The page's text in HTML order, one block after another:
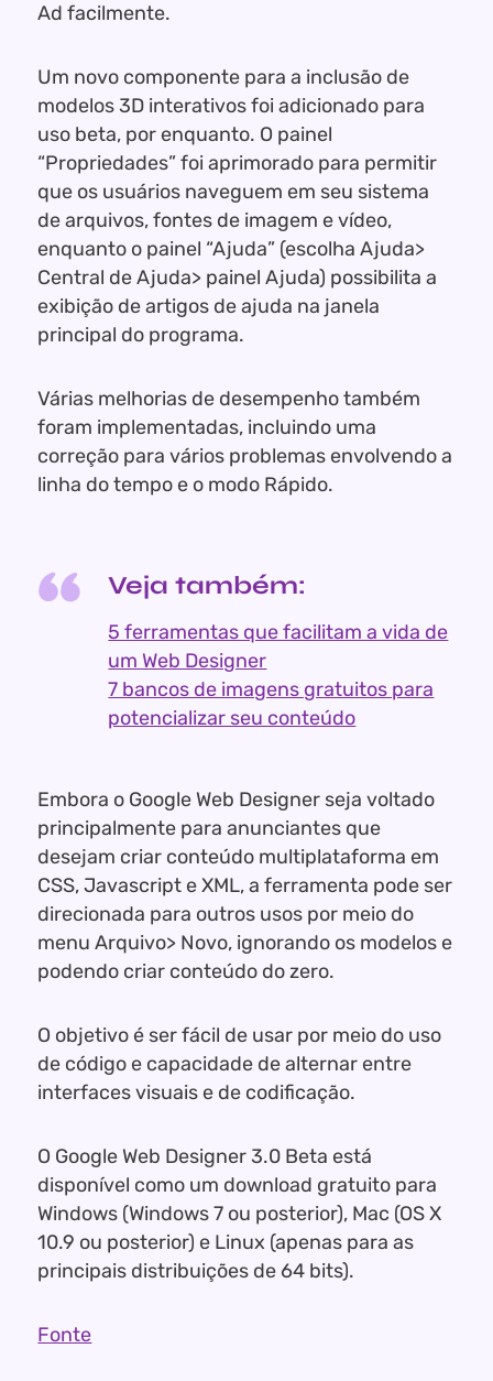
Ad facilmente.
Um novo componente para a inclusão de
modelos 3D interativos foi adicionado para
uso beta, por enquanto. O painel
“Propriedades” foi aprimorado para permitir
que os usuários naveguem em seu sistema
de arquivos, fontes de imagem e vídeo,
enquanto o painel “Ajuda” (escolha Ajuda>
Central de Ajuda> painel Ajuda) possibilita a
exibição de artigos de ajuda na janela
principal do programa.
Várias melhorias de desempenho também
foram implementadas, incluindo uma
correção para vários problemas envolvendo a
linha do tempo e o modo Rápido.
Veja também:
5 ferramentas que facilitam a vida de
um Web Designer
7 bancos de imagens gratuitos para
potencializar seu conteúdo
Embora o Google Web Designer seja voltado
principalmente para anunciantes que
desejam criar conteúdo multiplataforma em
CSS, Javascript e XML, a ferramenta pode ser
direcionada para outros usos por meio do
menu Arquivo> Novo, ignorando os modelos e
podendo criar conteúdo do zero.
O objetivo é ser fácil de usar por meio do uso
de código e capacidade de alternar entre
interfaces visuais e de codificação.
O Google Web Designer 3.0 Beta está
disponível como um download gratuito para
Windows (Windows 7 ou posterior), Mac (OS X
10.9 ou posterior) e Linux (apenas para as
principais distribuições de 64 bits).
Fonte